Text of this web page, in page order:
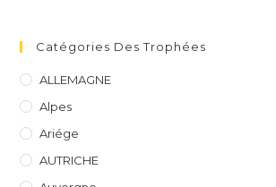
Catégories Des Trophées
ALLEMAGNE
Alpes
Ariége
AUTRICHE